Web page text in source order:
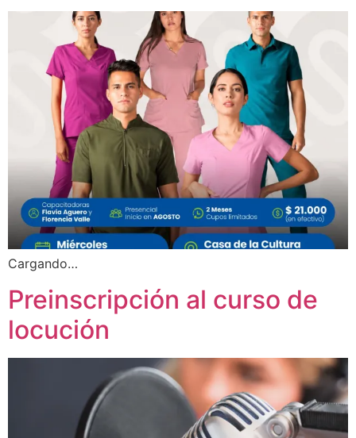
Cargando…
Preinscripción al curso de
locución